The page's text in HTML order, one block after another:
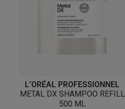
L'ORÉAL PROFESSIONNEL
METAL DX SHAMPOO REFILL
500 ML